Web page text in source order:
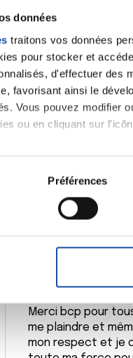
données
traitons vos données
pour stocker et
d'effectuer des
favorisant ainsi le
Vous pouvez modifier
ou en cliquant sur
également :
sur votre localisation
de vos données
ou retirer votre
de publicité et
ont collectées lors de
Préférences
passons au
https://rigolotes.fr/
https://rigolotes.fr/
https://
https://
par contre c'est
PS:stéphane (tu
Merci bcp pour
me plaindre et
mon respect et je